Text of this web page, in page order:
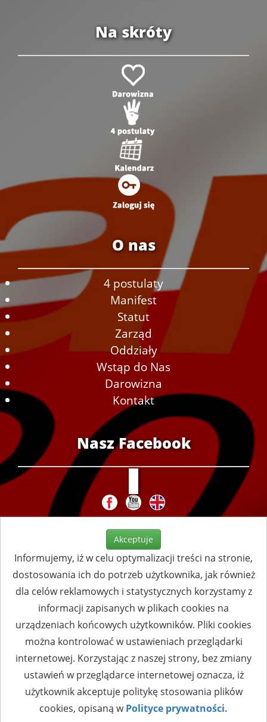
Na skróty
O nas
4 postulaty
Manifest
Statut
Zarząd
Oddziały
Wstąp do Nas
Darowizna
Kontakt
Nasz Facebook
Akceptuje
Informujemy, iż w celu optymalizacji treści na stronie,
dostosowania ich do potrzeb użytkownika, jak również
dla celów reklamowych i statystycznych korzystamy z
informacji zapisanych w plikach cookies na
urządzeniach końcowych użytkowników. Pliki cookies
można kontrolować w ustawieniach przeglądarki
internetowej. Korzystając z naszej strony, bez zmiany
ustawień w przeglądarce internetowej oznacza, iż
użytkownik akceptuje politykę stosowania plików
cookies, opisaną wPolityce prywatności.